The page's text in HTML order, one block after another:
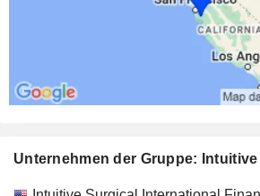
Unternehmen der Gruppe: